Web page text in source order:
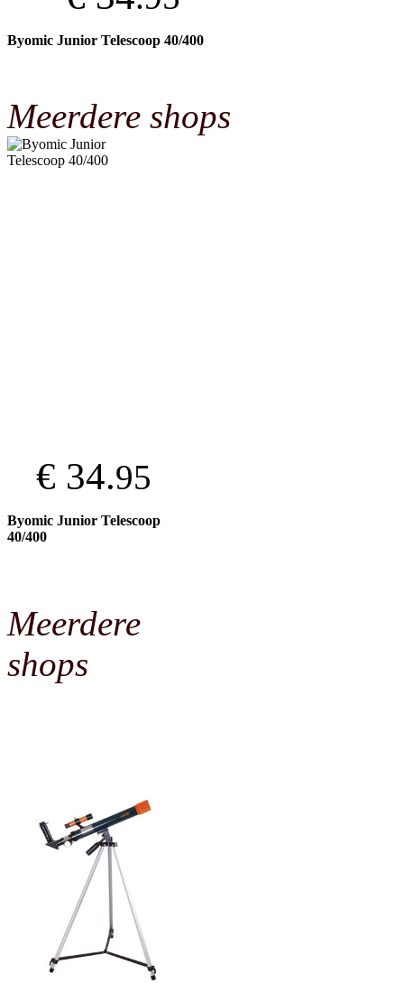
Byomic Junior Telescoop 40/400
Meerdere shops
€ 34.95
Byomic Junior Telescoop
40/400
Meerdere
shops